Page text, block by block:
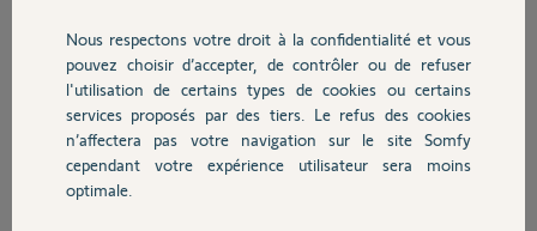
Chauffage
Autres produits
luis L.
il y a environ 5 ans
Participer au fil de discussion
Nous respectons votre droit à la confidentialité et vous
pouvez choisir d’accepter, de contrôler ou de refuser
l'utilisation de certains types de cookies ou certains
services proposés par des tiers. Le refus des cookies
n’affectera pas votre navigation sur le site Somfy
cependant votre expérience utilisateur sera moins
optimale.